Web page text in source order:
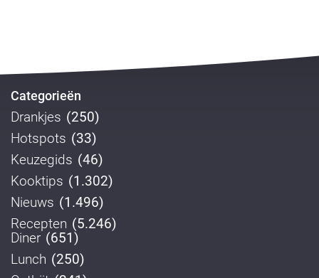
Categorieën
Drankjes (250)
Hotspots (33)
Keuzegids (46)
Kooktips (1.302)
Nieuws (1.496)
Recepten (5.246)
Diner (651)
Lunch (250)